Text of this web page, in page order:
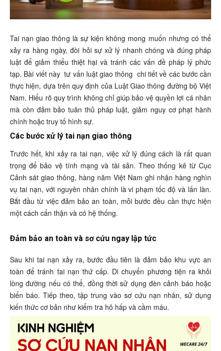
Tai nạn giao thông là sự kiện không mong muốn nhưng có thể
xảy ra hàng ngày, đòi hỏi sự xử lý nhanh chóng và đúng pháp
luật để giảm thiểu thiệt hại và tránh các vấn đề pháp lý phức
tạp. Bài viết này tư vấn luật giao thông chi tiết về các bước cần
thực hiện, dựa trên quy định của Luật Giao thông đường bộ Việt
Nam. Hiểu rõ quy trình không chỉ giúp bảo vệ quyền lợi cá nhân
mà còn đảm bảo tuân thủ pháp luật, giảm nguy cơ phạt hành
chính hoặc truy tố hình sự.
Các bước xử lý tai nạn giao thông
Trước hết, khi xảy ra tai nạn, việc xử lý đúng cách là rất quan
trọng để bảo vệ tính mạng và tài sản. Theo thống kê từ Cục
Cảnh sát giao thông, hàng năm Việt Nam ghi nhận hàng nghìn
vụ tai nạn, với nguyên nhân chính là vi phạm tốc độ và lấn làn.
Bắt đầu từ việc đảm bảo an toàn, mỗi bước đều cần thực hiện
một cách cẩn thận và có hệ thống.
Đảm bảo an toàn và sơ cứu ngay lập tức
Sau khi tai nạn xảy ra, bước đầu tiên là đảm bảo khu vực an
toàn để tránh tai nạn thứ cấp. Di chuyển phương tiện ra khỏi
lòng đường nếu có thể, đồng thời sử dụng đèn cảnh báo hoặc
biển báo. Tiếp theo, tập trung vào sơ cứu nạn nhân, sử dụng
kiến thức cơ bản như kiểm tra hô hấp và cầm máu.